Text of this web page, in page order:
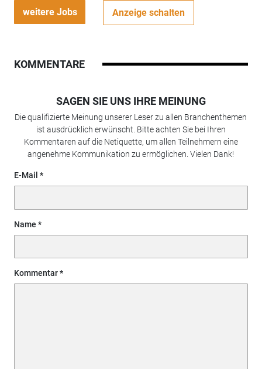
weitere Jobs Anzeige schalten
KOMMENTARE
SAGEN SIE UNS IHRE MEINUNG
Die qualifizierte Meinung unserer Leser zu allen Branchenthemen
ist ausdrücklich erwünscht. Bitte achten Sie bei Ihren
Kommentaren auf die Netiquette, um allen Teilnehmern eine
angenehme Kommunikation zu ermöglichen. Vielen Dank!
E-Mail
Name
Kommentar